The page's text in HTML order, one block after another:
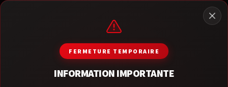
FERMETURE TEMPORAIRE
INFORMATION IMPORTANTE